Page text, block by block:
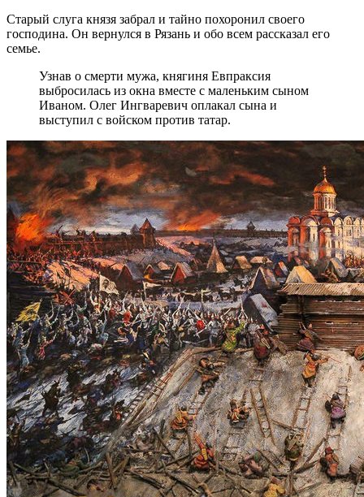
Старый слуга князя забрал и тайно похоронил своего
господина. Он вернулся в Рязань и обо всем рассказал его
семье.
Узнав о смерти мужа, княгиня Евпраксия
выбросилась из окна вместе с маленьким сыном
Иваном. Олег Ингваревич оплакал сына и
выступил с войском против татар.